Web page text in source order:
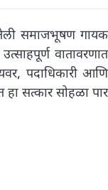
समाजभूषण गायक
वातावरणात
पदाधिकारी आणि
हा सत्कार सोहळा पार